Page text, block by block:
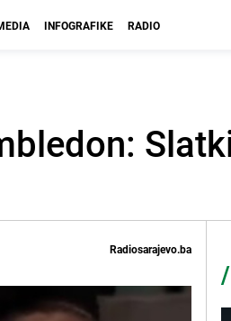
INFOGRAFIKE RADIO
Radiosarajevo.ba
/